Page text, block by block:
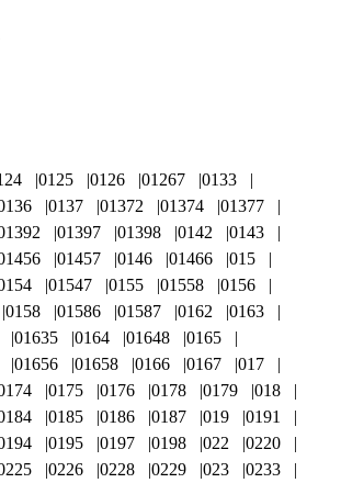
0125 0126 01267
0133
0137 01372 01374
01377
01397 01398 0142
0143
01457 0146 01466
015
01547 0155 01558
0156
0158 01586 01587 0162
0163
01635 0164 01648
0165
01656 01658 0166 0167
017
0175 0176 0178 0179
018
0185 0186 0187 019
0191
0195 0197 0198 022
0220
0226 0228 0229 023
0233